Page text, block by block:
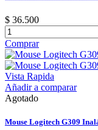
$ 36.500
Comprar
Vista Rapida
Añadir a comparar
Agotado
Mouse Logitech G309